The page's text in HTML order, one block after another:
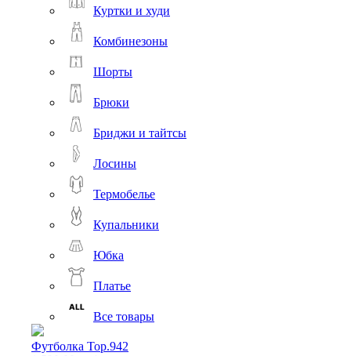
Куртки и худи
Комбинезоны
Шорты
Брюки
Бриджи и тайтсы
Лосины
Термобелье
Купальники
Юбка
Платье
Все товары
Футболка Top.942